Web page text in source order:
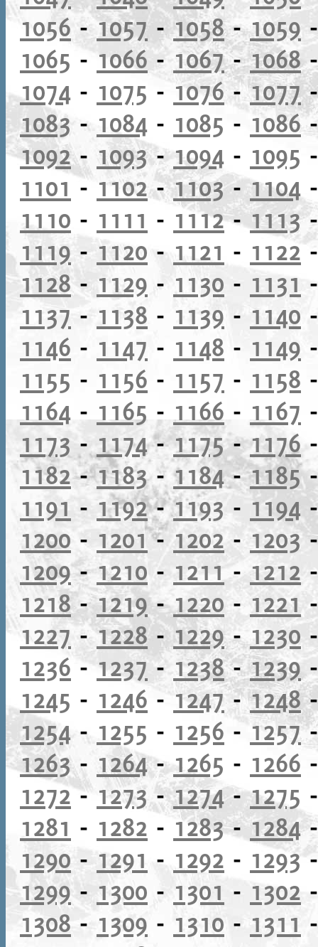
1056 -1057-1058-1059
1065 -1066-1067-1068
1074 - 1075 -1076-1077
1083- 1084 - 1085 - 1086
1092- 1093-1094 - 1095
1101 - 1102-1103-1104
1110 - 1111 - 1112-1113
1119 -1120 - 1121 - 1122
1128- 1129 - 1130 - 1131
1137 - 1138 - 1139 - 1140
1146 - 1147 - 1148 - 1149
1155 - 1156 - 1157 - 1158
1164 - 1165 - 1166 - 1167
1173 - 1174-1175-1176
1182-1183- 1184-1185
1191 - 1192-1193 - 1194
1200 - 1201-1202-1203
1209-1210 - 1211-1212
1218-1219-1220-1221
1227 -1228-1229-1230
1236 -1237-1238-1239
1245 - 1246 -1247-1248
1254- 1255 - 1256 - 1257
1263- 1264-1265 - 1266
1272- 1273-1274-1275
1281 - 1282 - 1283-1284
1290 -1291 - 1292 - 1293
1299- 1300 - 1301 - 1302
1308 - 1309 - 1310 - 1311